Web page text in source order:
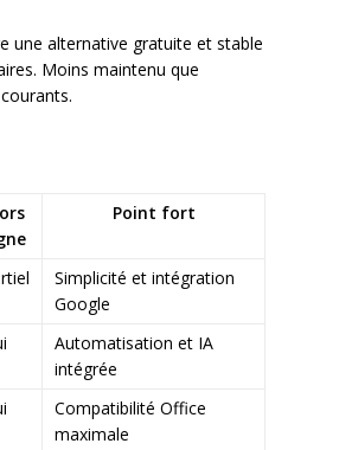
une alternative gratuite et stable
Moins maintenu que
Point fort
Simplicité et intégration
Google
Automatisation et IA
intégrée
Compatibilité Office
maximale